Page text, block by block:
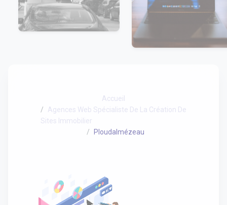
Accueil
Agences Web Spécialiste De La Création De
Sites Immobilier
Ploudalmézeau